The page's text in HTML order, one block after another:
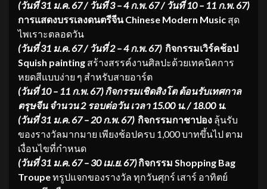
(วันที่31 ม.ค. 67 / วันที่ 3 – 4 ก.พ. 67 / วันที่ 10 – 11 ก.พ. 67)
การแสดงบรรเลงดนตรีจีนChinese Modern Music สุด
ไพเราะตลอดวัน
(วันที่31 ม.ค. 67 / วันที่ 2 – 4 ก.พ. 67) กิจกรรมเวิร์คช้อป
Squish painting สร้างสรรค์งานศิลปะด้วยเทคนิคการ
หยดสีแบบง่าย ๆ สำหรับสายอาร์ต
(วันที่ 10 – 11 ก.พ. 67) กิจกรรมเชิดสิงโต ต้อนรับเทศกาล
ตรุษจีน จำนวน 2 รอบต่อวัน เวลา 15.00 น. / 18.00 น.
(วันที่31 ม.ค. 67 – 20 ก.พ. 67) กิจกรรมกาชาปอง ลุ้นรับ
ของรางวัลมากมาย เพียงช้อปครบ 1,000 บาทขึ้นไป ตาม
เงื่อนไขที่กำหนด
(วันที่31 ม.ค. 67 – 30 เม.ย. 67)กิจกรรม Shopping Bag
Troupeทรูปแจกของรางวัล ทุกวันศุกร์ เสาร์ อาทิตย์